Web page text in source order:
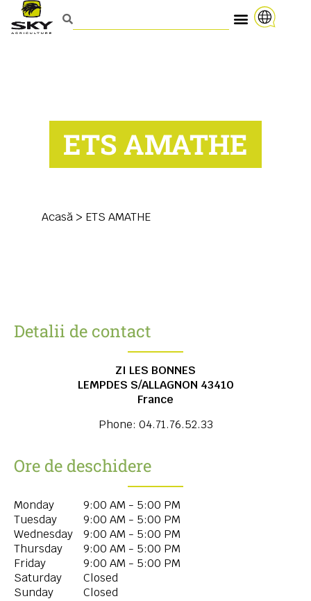
ETS AMATHE
Acasă > ETS AMATHE
Detalii de contact
ZI LES BONNES
LEMPDES S/ALLAGNON 43410
France
Phone: 04.71.76.52.33
Ore de deschidere
Monday
9:00 AM - 5:00 PM
Tuesday
9:00 AM - 5:00 PM
Wednesday
9:00 AM - 5:00 PM
Thursday
9:00 AM - 5:00 PM
Friday
9:00 AM - 5:00 PM
Saturday
Closed
Sunday
Closed